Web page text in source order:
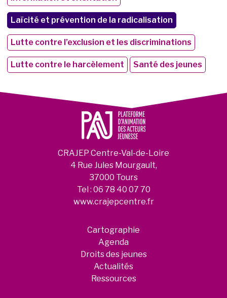
Laïcité et prévention de la radicalisation
Lutte contre l’exclusion et les discriminations
Lutte contre le harcèlement Santé des jeunes
CRAJEP Centre-Val-de-Loire
4 Rue Jules Mourgault,
37000 Tours
Tel : 06 78 40 07 70
www.crajepcentre.fr
Cartographie
Agenda
Droits des jeunes
Actualités
Ressources